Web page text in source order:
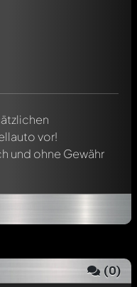
vor!
und ohne Gewähr
(0)
zu diesem Modell!
diskutiert
durch die